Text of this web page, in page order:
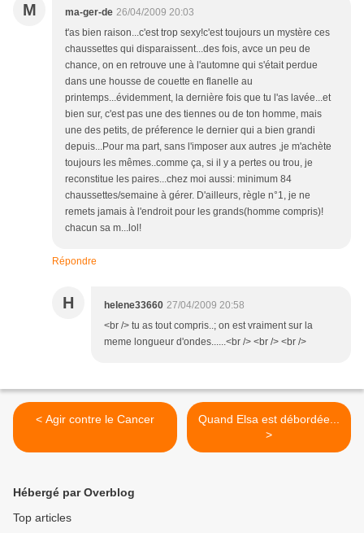
M ma-ger-de 26/04/2009 20:03
t'as bien raison...c'est trop sexy!c'est toujours un mystère ces
chaussettes qui disparaissent...des fois, avce un peu de
chance, on en retrouve une à l'automne qui s'était perdue
dans une housse de couette en flanelle au
printemps...évidemment, la dernière fois que tu l'as lavée...et
bien sur, c'est pas une des tiennes ou de ton homme, mais
une des petits, de préference le dernier qui a bien grandi
depuis...Pour ma part, sans l'imposer aux autres ,je m'achète
toujours les mêmes..comme ça, si il y a pertes ou trou, je
reconstitue les paires...chez moi aussi: minimum 84
chaussettes/semaine à gérer. D'ailleurs, règle n°1, je ne
remets jamais à l'endroit pour les grands(homme compris)!
chacun sa m...lol!
Répondre
H helene33660 27/04/2009 20:58
<br /> tu as tout compris..; on est vraiment sur la
meme longueur d'ondes......<br /> <br /> <br />
< Agir contre le Cancer
Quand Elsa est débordée...
>
Hébergé par Overblog
Top articles